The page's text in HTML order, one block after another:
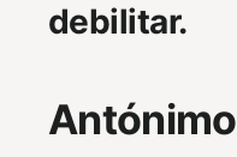
debilitar.
Antónimo